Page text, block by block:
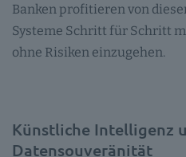
Banken profitieren von
Systeme Schritt für Schritt
ohne Risiken einzugehen.
Künstliche Intelligenz
Datensouveränität